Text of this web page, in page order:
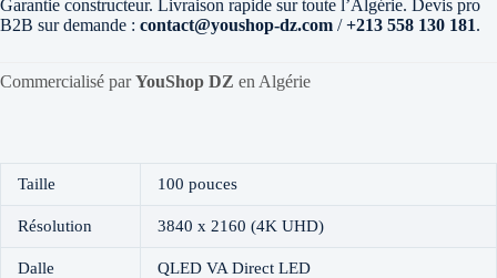
Garantie constructeur. Livraison rapide sur toute l’Algérie. Devis pro
B2B sur demande : contact@youshop-dz.com /+213 558 130 181.
Commercialisé parYouShop DZ en Algérie
Taille 100 pouces
Résolution 3840 x 2160 (4K UHD)
Dalle QLED VA Direct LED